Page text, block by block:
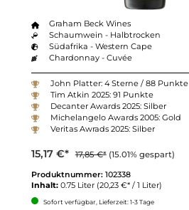
Graham Beck Wines
Schaumwein - Halbtrocken
Südafrika - Western Cape
Chardonnay - Cuvée
John Platter: 4 Sterne / 88 Punkte
Tim Atkin 2025: 91 Punkte
Decanter Awards 2025: Silber
Michelangelo Awards 2005: Gold
Veritas Awrads 2025: Silber
15,17 €* 17,85 €* (15.01% gespart)
Produktnummer: 102338
Inhalt: 0.75 Liter (20,23 €* / 1 Liter)
Sofort verfügbar, Lieferzeit: 1-3 Tage